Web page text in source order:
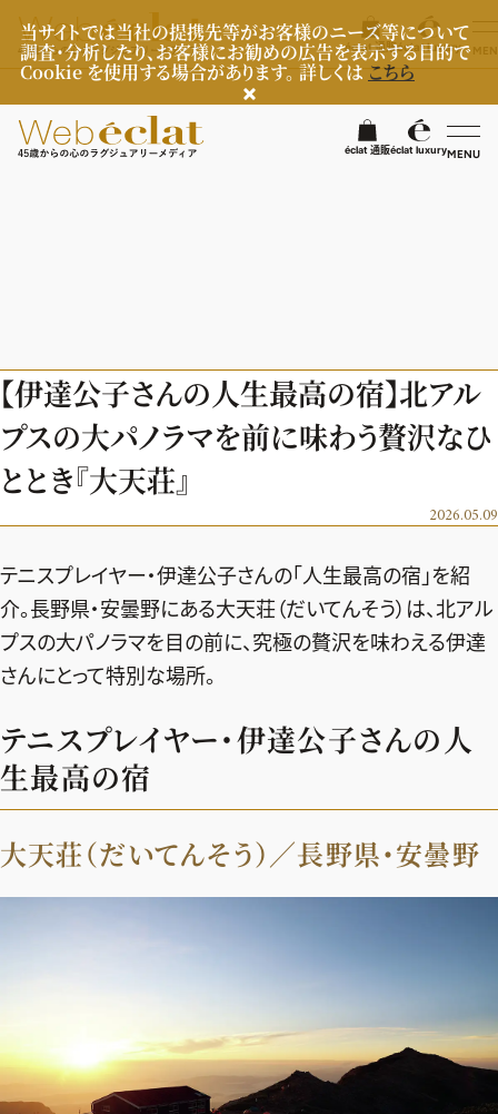
当サイトでは当社の提携先等がお客様のニーズ等について
調査・分析したり、お客様にお勧めの広告を表示する目的で
Cookie を使用する場合があります。 詳しくはこちら
éclat 通販éclat luxuryMENU検
8月の毎日コーデ
50代なに着てる？
ファッション特集
ヘアスタイル・ヘアケア
エイジングケア
メイク
50代ベストコスメ
ヘルスケア
ヘルスケアTOPICS
更年期
ストレッチ・エクササイズ
ダイエット
50代健康のお悩み
ライフスタイル
車・家電
住まい
旅行＆グルメ
カルチャー
エクラ 華組
エクラ 華組ランキング
チームJマダムメンバー一覧
チームJマダムランキング
チームJマダム特集
編集長コラム
あら、素敵☆ 手帖
占い
スペシャル占い
エクラ通販
エクラプレミアムNEWS
通販ランキング
デジタルカタログ
エクラプレミアム通販
from編集部
インフォメーション
MAGAZINE
éclat 通販éclat luxury
【伊達公子さんの人生最高の宿】北アル
プスの大パノラマを前に味わう贅沢なひ
ととき『大天荘』
2026.05.09
テニスプレイヤー・伊達公子さんの「人生最高の宿」を紹
介。長野県・安曇野にある大天荘（だいてんそう）は、北アル
プスの大パノラマを目の前に、究極の贅沢を味わえる伊達
さんにとって特別な場所。
テニスプレイヤー・伊達公子さんの人
生最高の宿
大天荘（だいてんそう）／長野県・安曇野